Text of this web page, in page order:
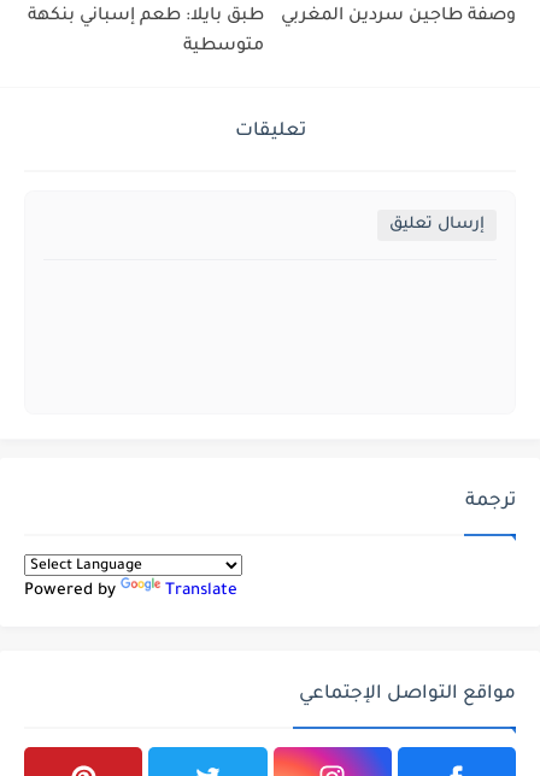
وصفة طاجين سردين المغربي
طبق بايلا: طعم إسباني بنكهة
متوسطية
تعليقات
إرسال تعليق
ترجمة
Powered by Translate
مواقع التواصل الإجتماعي